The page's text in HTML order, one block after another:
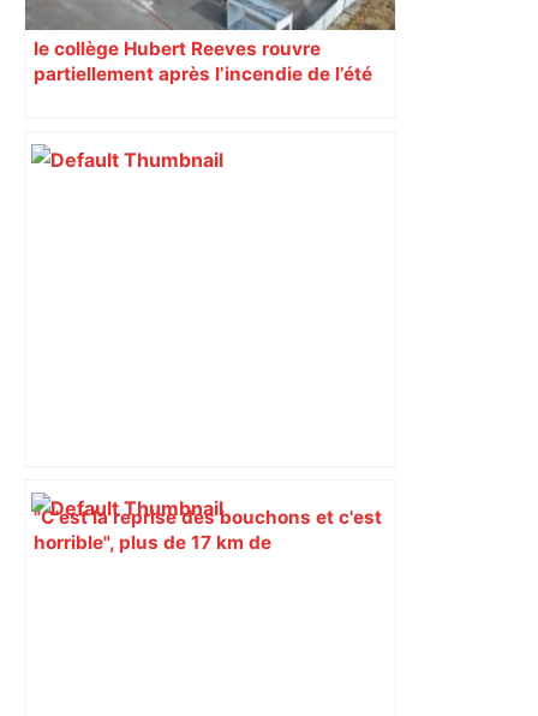
le collège Hubert Reeves rouvre
partiellement après l’incendie de l’été
"C'est la reprise des bouchons et c'est
horrible", plus de 17 km de